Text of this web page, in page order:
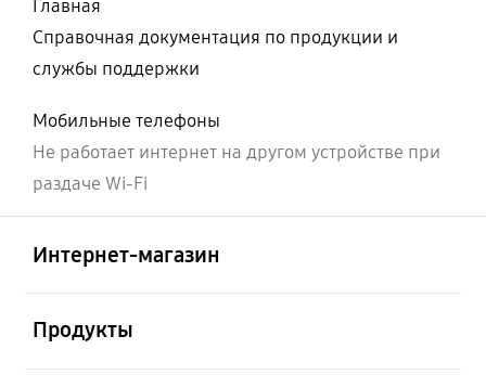
Главная
Справочная документация по продукции и
службы поддержки
Мобильные телефоны
Не работает интернет на другом устройстве при
раздаче Wi-Fi
Интернет-магазин
Продукты